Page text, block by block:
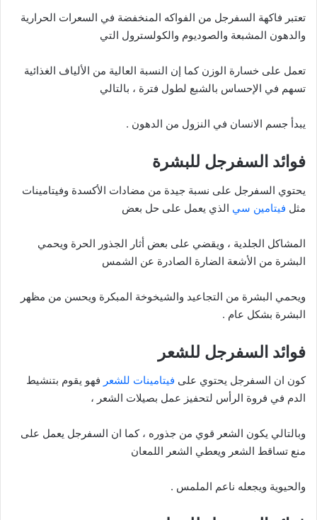
تعتبر فاكهة السفرجل من الفواكه المنخفضة في السعرات الحرارية
والدهون المشبعة والصوديوم والكولسترول التي
تعمل على خسارة الوزن كما إن النسبة العالية من الألياف الغذائية
تسهم في الإحساس بالشبع لطول فترة ، بالتالي
يبدأ جسم الانسان في النزول من الدهون .
فوائد السفرجل للبشرة
يحتوي السفرجل على نسبة جيدة من مضادات الأكسدة وفيتامينات
مثل فيتامين سي الذي يعمل على حل بعض
المشاكل الجلدية ، ويقضي على بعض أثار الجذور الحرة ويحمي
البشرة من الأشعة الضارة الصادرة عن الشمس
ويحمي البشرة من التجاعيد والشيخوخة المبكرة ويحسن من مظهر
البشرة بشكل عام .
فوائد السفرجل للشعر
كون ان السفرجل يحتوي على فيتامينات للشعر فهو يقوم بتنشيط
الدم في فروة الرأس لتحفيز عمل بصيلات الشعر ،
وبالتالي يكون الشعر قوي من جذوره ، كما ان السفرجل يعمل على
منع تساقط الشعر ويعطي الشعر اللمعان
والحيوية ويجعله ناعم الملمس .